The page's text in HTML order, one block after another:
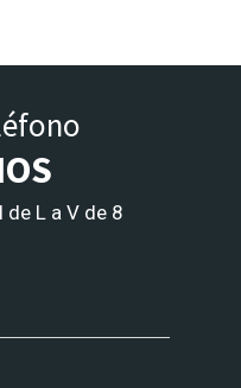
L a V de 8